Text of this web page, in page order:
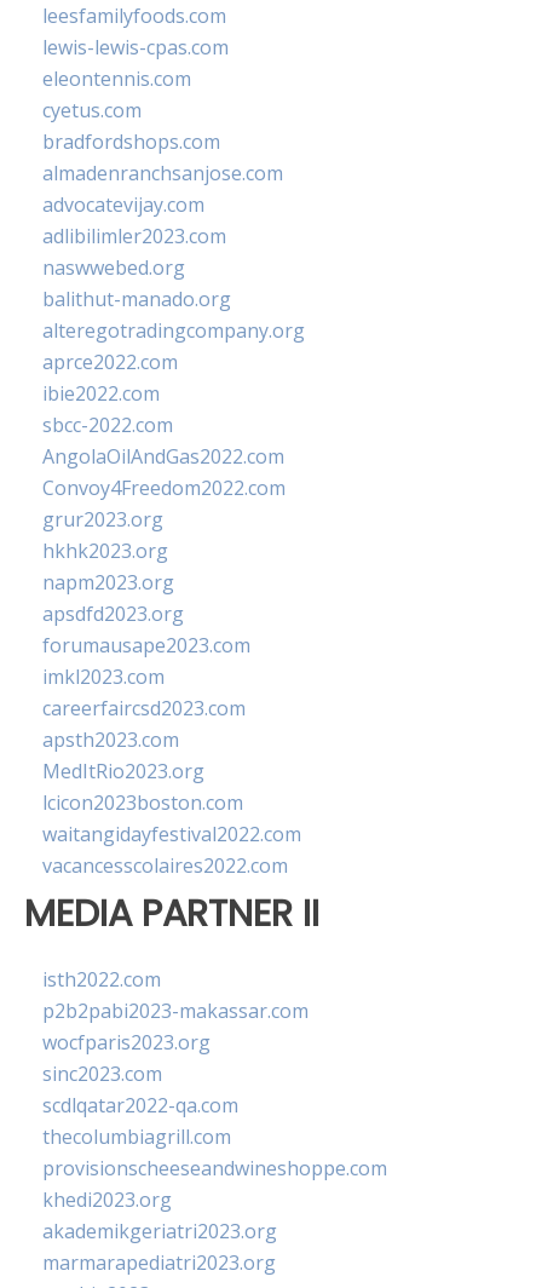
leesfamilyfoods.com
lewis-lewis-cpas.com
eleontennis.com
cyetus.com
bradfordshops.com
almadenranchsanjose.com
advocatevijay.com
adlibilimler2023.com
naswwebed.org
balithut-manado.org
alteregotradingcompany.org
aprce2022.com
ibie2022.com
sbcc-2022.com
AngolaOilAndGas2022.com
Convoy4Freedom2022.com
grur2023.org
hkhk2023.org
napm2023.org
apsdfd2023.org
forumausape2023.com
imkl2023.com
careerfaircsd2023.com
apsth2023.com
MedItRio2023.org
lcicon2023boston.com
waitangidayfestival2022.com
vacancesscolaires2022.com
MEDIA PARTNER II
isth2022.com
p2b2pabi2023-makassar.com
wocfparis2023.org
sinc2023.com
scdlqatar2022-qa.com
thecolumbiagrill.com
provisionscheeseandwineshoppe.com
khedi2023.org
akademikgeriatri2023.org
marmarapediatri2023.org